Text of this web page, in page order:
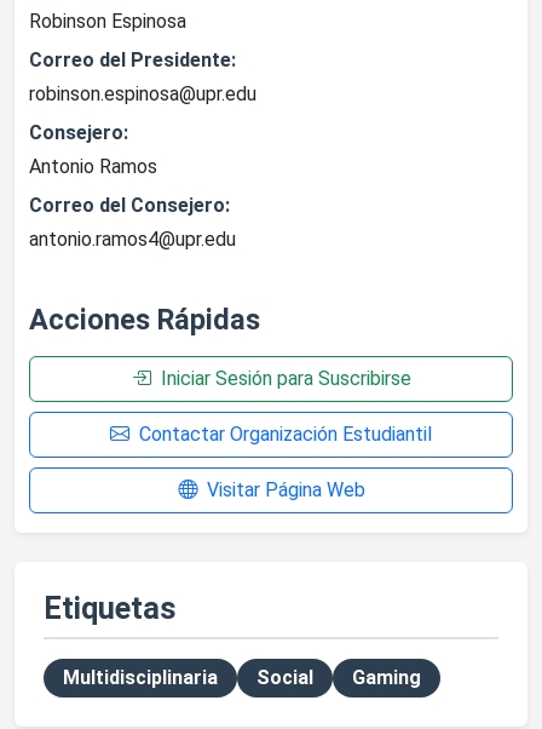
Robinson Espinosa
Correo del Presidente:
robinson.espinosa@upr.edu
Consejero:
Antonio Ramos
Correo del Consejero:
antonio.ramos4@upr.edu
Acciones Rápidas
Iniciar Sesión para Suscribirse
Contactar Organización Estudiantil
Visitar Página Web
Etiquetas
Multidisciplinaria Social Gaming